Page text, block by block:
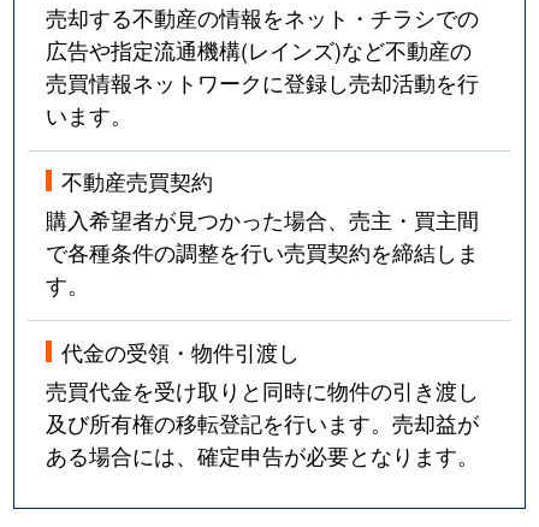
売却する不動産の情報をネット・チラシでの
広告や指定流通機構(レインズ)など不動産の
売買情報ネットワークに登録し売却活動を行
います。
不動産売買契約
購入希望者が見つかった場合、売主・買主間
で各種条件の調整を行い売買契約を締結しま
す。
代金の受領・物件引渡し
売買代金を受け取りと同時に物件の引き渡し
及び所有権の移転登記を行います。売却益が
ある場合には、確定申告が必要となります。